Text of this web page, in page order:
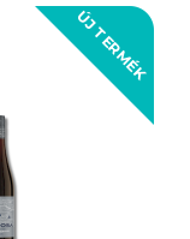
ÚJ TERMÉK